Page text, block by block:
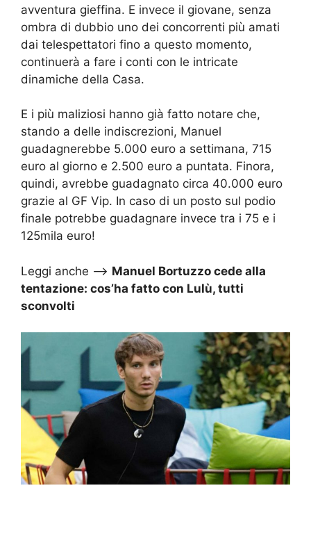
avventura gieffina. E invece il giovane, senza
ombra di dubbio uno dei concorrenti più amati
dai telespettatori fino a questo momento,
continuerà a fare i conti con le intricate
dinamiche della Casa.
E i più maliziosi hanno già fatto notare che,
stando a delle indiscrezioni, Manuel
guadagnerebbe 5.000 euro a settimana, 715
euro al giorno e 2.500 euro a puntata. Finora,
quindi, avrebbe guadagnato circa 40.000 euro
grazie al GF Vip. In caso di un posto sul podio
finale potrebbe guadagnare invece tra i 75 e i
125mila euro!
Leggi anche –> Manuel Bortuzzo cede alla
tentazione: cos’ha fatto con Lulù, tutti
sconvolti